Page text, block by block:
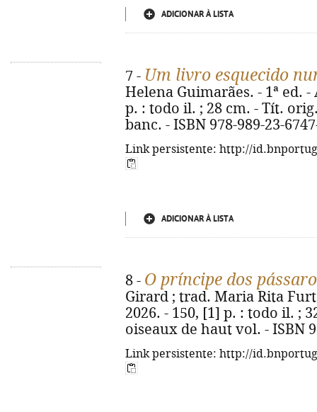
ADICIONAR À LISTA
7 - Um livro esquecido
Helena Guimarães. - 1ª ed.
p. : todo il. ; 28 cm. - Tít.
banc. - ISBN 978-989-23-
Link persistente: http://
ADICIONAR À LISTA
8 - O príncipe dos
Girard ; trad. Maria Rita
2026. - 150, [1] p. : todo il. ;
oiseaux de haut vol. - ISBN
Link persistente: http://